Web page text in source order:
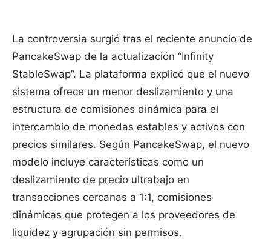
La controversia surgió tras el reciente anuncio de
PancakeSwap de la actualización “Infinity
StableSwap”. La plataforma explicó que el nuevo
sistema ofrece un menor deslizamiento y una
estructura de comisiones dinámica para el
intercambio de monedas estables y activos con
precios similares. Según PancakeSwap, el nuevo
modelo incluye características como un
deslizamiento de precio ultrabajo en
transacciones cercanas a 1:1, comisiones
dinámicas que protegen a los proveedores de
liquidez y agrupación sin permisos.